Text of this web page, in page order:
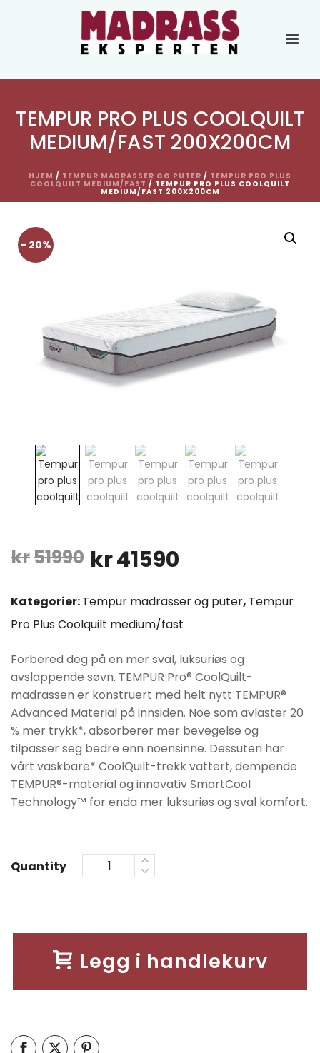
TEMPUR PRO PLUS COOLQUILT
MEDIUM/FAST 200X200CM
HJEM / TEMPUR MADRASSER OG PUTER / TEMPUR PRO PLUS
COOLQUILT MEDIUM/FAST / TEMPUR PRO PLUS COOLQUILT
MEDIUM/FAST 200X200CM
- 20%
kr51990 Opprinnelig
pris
var:
kr51990.
kr41590
pris
er:
kr41590.
Kategorier:Tempur madrasser og puter, Tempur
Pro Plus Coolquilt medium/fast
Forbered deg på en mer sval, luksuriøs og
avslappende søvn. TEMPUR Pro® CoolQuilt-
madrassen er konstruert med helt nytt TEMPUR®
Advanced Material på innsiden. Noe som avlaster 20
% mer trykk*, absorberer mer bevegelse og
tilpasser seg bedre enn noensinne. Dessuten har
vårt vaskbare* CoolQuilt-trekk vattert, dempende
TEMPUR®-material og innovativ SmartCool
Technology™️ for enda mer luksuriøs og sval komfort.
Quantity
Legg i handlekurv